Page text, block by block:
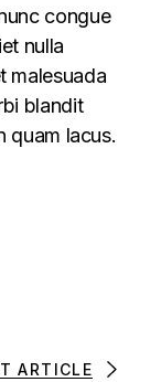
congue
nulla
malesuada
blandit
quam lacus.
ARTICLE